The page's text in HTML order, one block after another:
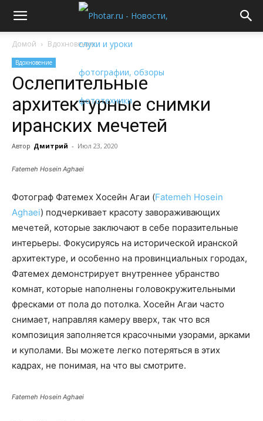
Домой Вдохновение
Вдохновение
Ослепительные
архитектурные снимки
иранских мечетей
Автор Дмитрий - Июл 23, 2020
Fatemeh Hosein Aghaei
Фотограф Фатемех Хосейн Агаи (Fatemeh Hosein
Aghaei) подчеркивает красоту завораживающих
мечетей, которые заключают в себе поразительные
интерьеры. Фокусируясь на исторической иранской
архитектуре, и особенно на провинциальных городах,
Фатемех демонстрирует внутреннее убранство
комнат, которые наполнены головокружительными
фресками от пола до потолка. Хосейн Агаи часто
снимает, направляя камеру вверх, так что вся
композиция заполняется красочными узорами, арками
и куполами. Вы можете легко потеряться в этих
кадрах, не понимая, на что вы смотрите.
Fatemeh Hosein Aghaei